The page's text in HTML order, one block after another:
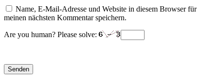
Name, E-Mail-Adresse und Website in diesem Browser für
meinen nächsten Kommentar speichern.
Are you human? Please solve: